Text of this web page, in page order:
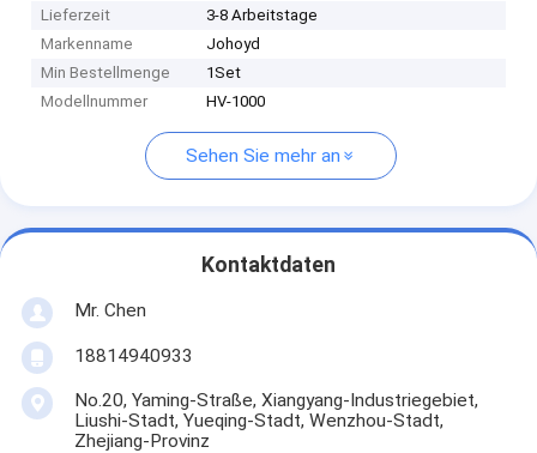
Lieferzeit
3-8 Arbeitstage
Markenname
Johoyd
Min Bestellmenge
1Set
Modellnummer
HV-1000
Sehen Sie mehr an
Kontaktdaten
Mr. Chen
18814940933
No.20, Yaming-Straße, Xiangyang-Industriegebiet,
Liushi-Stadt, Yueqing-Stadt, Wenzhou-Stadt,
Zhejiang-Provinz